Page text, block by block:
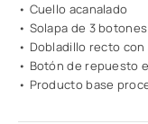
• Cuello acanalado
• Solapa de 3
• Dobladillo recto
• Botón de repuesto
• Producto base